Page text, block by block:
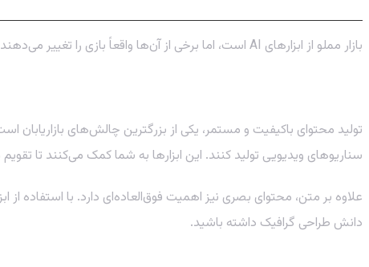
بازار مملو از ابزارهای AI است، اما برخی از آن‌ها واقعاً بازی را تغییر می‌دهند. در ادامه، دسته‌بندی‌های اصلی این ابزارها را معرفی می‌کنیم.
سناریوهای ویدیویی تولید کنند. این ابزارها به شما کمک می‌کنند تا
علاوه بر متن، محتوای بصری نیز اهمیت فوق‌العاده‌ای دارد. با استفاده از
دانش طراحی گرافیک داشته باشید.